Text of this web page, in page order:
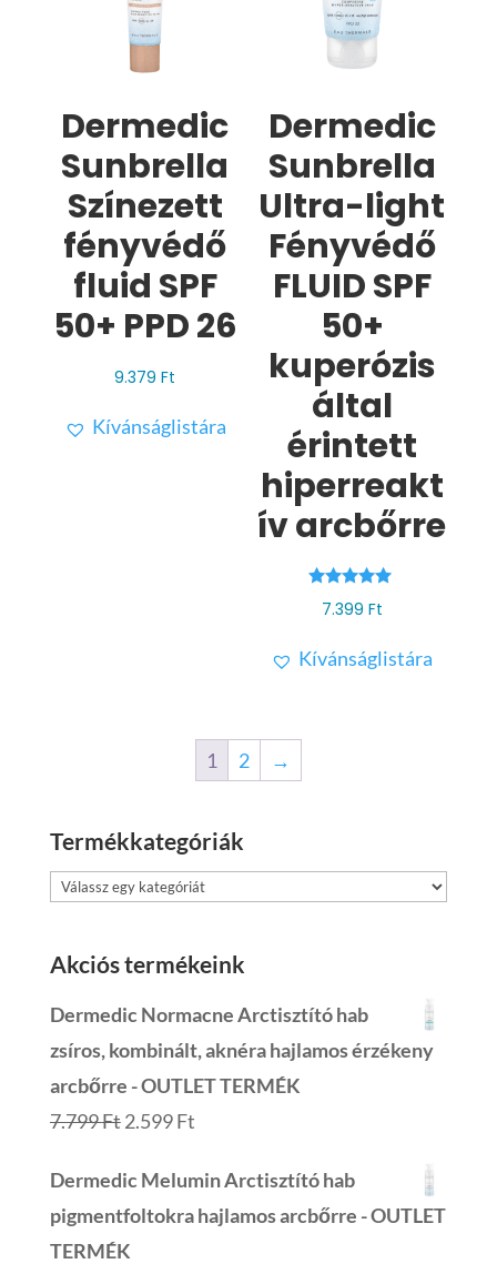
Dermedic
Sunbrella
Színezett
fényvédő
fluid SPF
50+ PPD 26
9.379Ft
Kívánságlistára
Dermedic
Sunbrella
Ultra-light
Fényvédő
FLUID SPF
50+
kuperózis
által
érintett
hiperreakt
ív arcbőrre
5.00
7.399 Ft
Kívánságlistára
1 2 →
Termékkategóriák
Akciós termékeink
Dermedic Normacne Arctisztító hab
zsíros, kombinált, aknéra hajlamos érzékeny
arcbőrre - OUTLET TERMÉK
7.799FtOriginal
was:
7.799 Ft.
2.599FtCurrent
is:
2.599 Ft.
Dermedic Melumin Arctisztító hab
pigmentfoltokra hajlamos arcbőrre - OUTLET
TERMÉK